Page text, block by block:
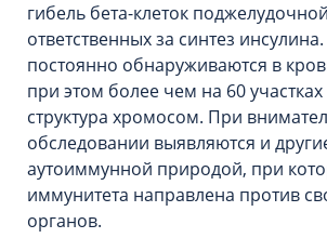
гибель бета-клеток
ответственных за синтез
постоянно обнаруживаются в
при этом более чем на 60
структура хромосом. При
обследовании выявляются и
аутоиммунной природой, при
иммунитета направлена против
органов.